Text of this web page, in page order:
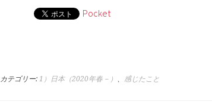
Pocket
カテゴリー: 1）日本（2020年春－） 、 感じたこと